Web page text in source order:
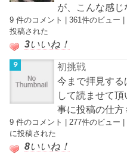
が、こんな感じ
9 件のコメント |361件のビュー |
投稿された
3いいね！
初挑戦
今まで拝見す
して読ませて
事に投稿の仕方
9 件のコメント |277件のビュー |
に投稿された
8いいね！